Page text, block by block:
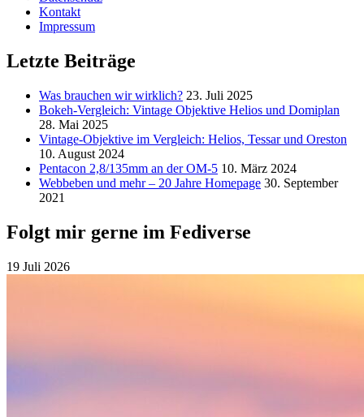
Kontakt
Impressum
Letzte Beiträge
Was brauchen wir wirklich? 23. Juli 2025
Bokeh-Vergleich: Vintage Objektive Helios und Domiplan
28. Mai 2025
Vintage-Objektive im Vergleich: Helios, Tessar und Oreston
10. August 2024
Pentacon 2,8/135mm an der OM-5 10. März 2024
Webbeben und mehr – 20 Jahre Homepage 30. September
2021
Folgt mir gerne im Fediverse
19 Juli 2026